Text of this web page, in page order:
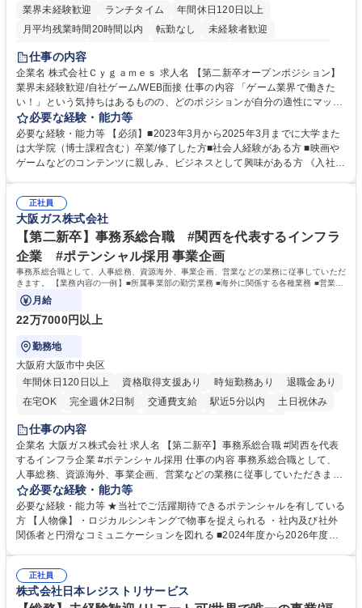
業界未経験歓迎
ランチタイム
年間休日120日以上
月平均残業時間20時間以内
転勤なし
未経験者歓迎
住宅手当あり
交通費支給
土日祝休み 服装自由 昼食補助あり
第二新卒歓迎
食事補助あり
仕事の内容
企業名 株式会社Ｃｙｇａｍｅｓ 求人名 【第二新卒オープンポジション】
業界未経験歓迎/自社ゲーム/WEB面接 仕事の内容 「ゲーム業界で働きた
い！」という気持ちはあるものの、どのポジションが自分の適性にマッチ
しているか悩んでいる方が対象となります！ 総合職（プランナー/データ
アナリストなど）、技術職（開発エンジニ ア/インフラエンジニアな
ど）、デザイン職（デザイナー/イラストレ ーターなど）等から、面接で
ご希望と適正にマッチしたポジションをご案内いたします。ゲームやエン
のご応募をお待ちしております。 募集職種 【第二新卒オープンポジショ
ン】業界未経験歓迎/自社ゲーム/WEB面接
必要な経験・能力等
必要な経験・能力等 【必須】■2023年3月から2025年3月までに大学また
は大学院（博士課程含む）卒業/修了した方■社会人経験がある方 ■映画や
ゲームなどのコンテンツに親しみ、ビジネスとして興味がある方 《入社実
正社員
大阪ガス株式会社
【第二新卒】事務系総合職 #関西を代表するインフラ
企業 #ポテンシャル採用 事業企画
事務系総合職として、人事総務、資源海外、事業企画、営業などの業務に従事していただ
きます。 【業務内容の一例】■所属事業部の勤労業務 ■海外に関係する各種業務 ■営業部
門の企画スタッフ、ルート営業
月給
22万7000円以上
勤務地
大阪府大阪市中央区
年間休日120日以上
資格取得支援あり 時短勤務あり
退職金あり
在宅OK
完全週休2日制 交通費支給 駅近5分以内
土日祝休み
服装自由
第二新卒歓迎
仕事の内容
企業名 大阪ガス株式会社 求人名 【第二新卒】事務系総合職 #関西を代表
するインフラ企業 #ポテンシャル採用 仕事の内容 事務系総合職として、
人事総務、資源海外、事業企画、営業などの業務に従事していただきま
す。 【業務内容の一例】■所属事業部の勤労業務 ■海外に関係する各種業
務 ■営業部門の企画スタッフ、ルート営業 【キャリアパス】入社後の配属
ポジションで一定期間ご活躍頂いた後、本人の適性及び将来のキャリアを
鑑みてジョブローテーションを行います。 【育成】OJTでの現場育成や研
表するインフラ企業 #ポテンシャル採用
必要な経験・能力等
必要な経験・能力等 ★当社でご活躍期待できるポテンシャルを有している
方 【人物像】・ロジカルシンキングで物事を捉えられる ・社内及び社外
関係者と円滑なコミュニケーションを図れる ■2024年度から2026年度ま
72.html ■エネルギーセキュリティの不安定化や気候変動による自然災害の
甚大化など、これまで以上に社会課題解決の重要性が高まっています。
正社員
株式会社日本レジストリサービス